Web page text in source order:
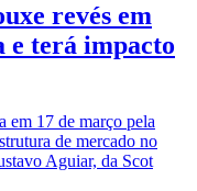
revés em
e terá impacto
em 17 de março pela
de mercado no
Aguiar, da Scot